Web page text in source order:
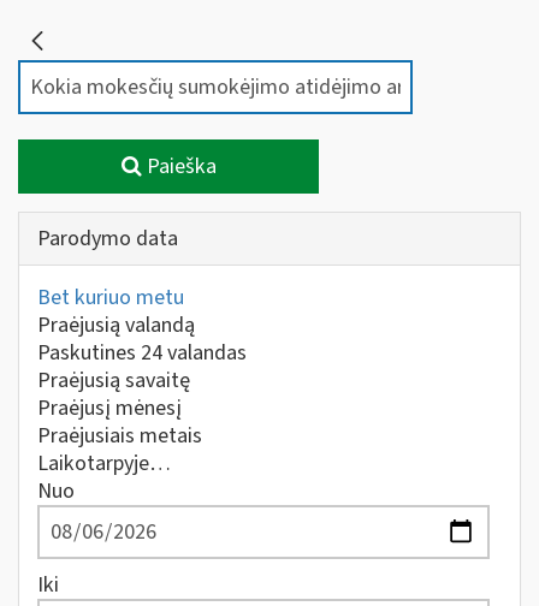
Paieška
Parodymo data
Bet kuriuo metu
Praėjusią valandą
Paskutines 24 valandas
Praėjusią savaitę
Praėjusį mėnesį
Praėjusiais metais
Laikotarpyje…
Nuo
Iki